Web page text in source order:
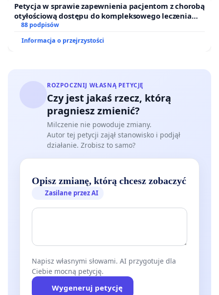
Petycja w sprawie zapewnienia pacjentom z chorobą
otyłościową dostępu do kompleksowego leczenia
oraz programów profilaktycznych.
88 podpisów
Informacja o przejrzystości
ROZPOCZNIJ WŁASNĄ PETYCJĘ
Czy jest jakaś rzecz, którą
pragniesz zmienić?
Milczenie nie powoduje zmiany.
Autor tej petycji zajął stanowisko i podjął
działanie. Zrobisz to samo?
Opisz zmianę, którą chcesz zobaczyć
Zasilane przez AI
Napisz własnymi słowami. AI przygotuje dla
Ciebie mocną petycję.
Wygeneruj petycję